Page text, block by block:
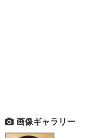
画像ギャラリー